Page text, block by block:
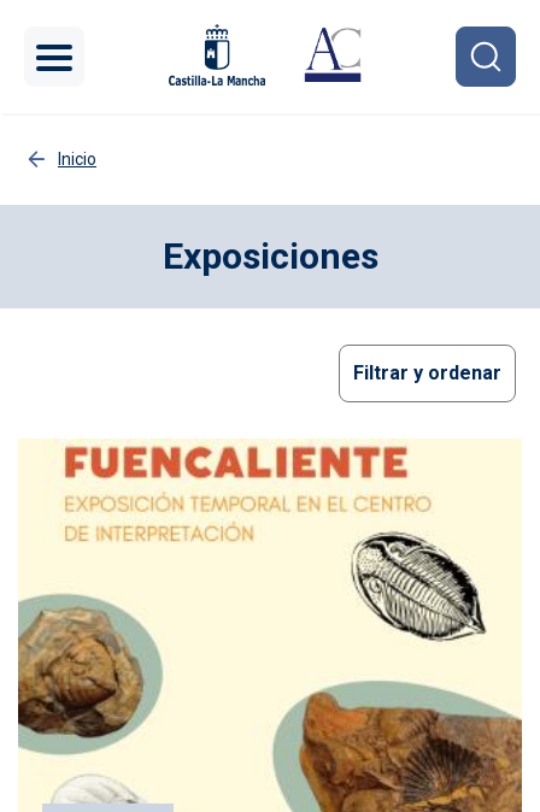
Inicio
Exposiciones
Filtrar y ordenar